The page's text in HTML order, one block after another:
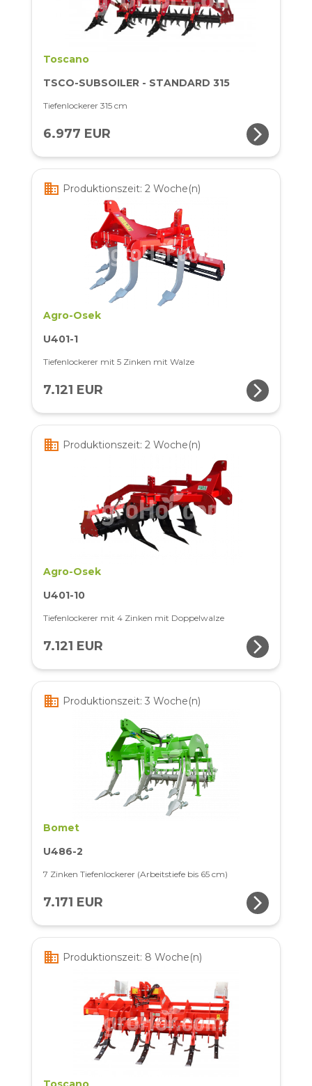
Toscano
TSCO-SUBSOILER - STANDARD 315
Tiefenlockerer 315 cm
6.977 EUR arrow_forward_ios
business Produktionszeit: 2 Woche(n)
Agro-Osek
U401-1
Tiefenlockerer mit 5 Zinken mit Walze
7.121 EUR arrow_forward_ios
business Produktionszeit: 2 Woche(n)
Agro-Osek
U401-10
Tiefenlockerer mit 4 Zinken mit Doppelwalze
7.121 EUR arrow_forward_ios
business Produktionszeit: 3 Woche(n)
Bomet
U486-2
7 Zinken Tiefenlockerer (Arbeitstiefe bis 65 cm)
7.171 EUR arrow_forward_ios
business Produktionszeit: 8 Woche(n)